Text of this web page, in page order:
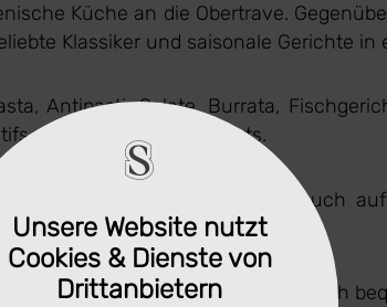
Küche an die Obertrave.
Klassiker und saisonale Gerichte in
Antipasti, Salate, Burrata,
und italienische Desserts.
oder ein spontaner Besuch
Ausgewählte Gerichte lassen sich
Unsere Website nutzt
Cookies & Dienste von
Drittanbietern